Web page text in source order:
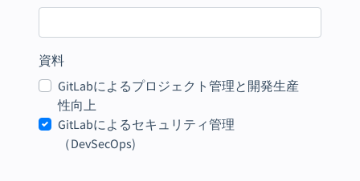
資料
GitLabによるプロジェクト管理と開発生産
性向上
GitLabによるセキュリティ管理
（DevSecOps)